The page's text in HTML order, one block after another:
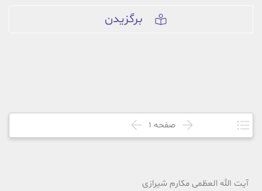
برگزیدن
صفحه 1
آیت الله العظمی مکارم شیرازی